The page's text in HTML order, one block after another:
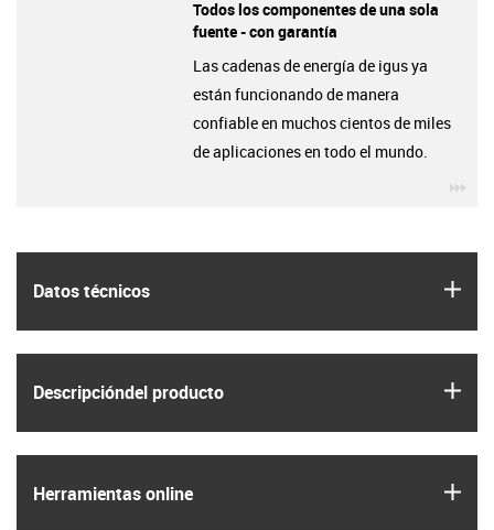
Datos técnicos
Descripción­del producto
Herramientas online
Todos los componentes de una sola
fuente - con garantía
Las cadenas de energía de igus ya
están funcionando de manera
confiable en muchos cientos de miles
de aplicaciones en todo el mundo.